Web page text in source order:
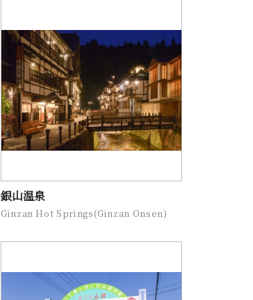
銀山温泉
Ginzan Hot Springs(Ginzan Onsen)